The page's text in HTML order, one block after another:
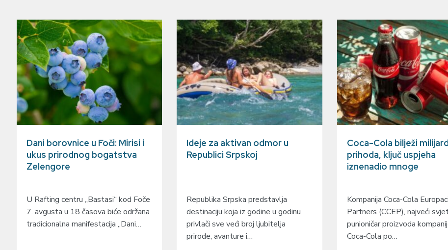
Dani borovnice u Foči: Mirisi i
ukus prirodnog bogatstva
Zelengore
U Rafting centru „Bastasi“ kod Foče
7. avgusta u 18 časova biće održana
tradicionalna manifestacija „Dani…
Ideje za aktivan odmor u
Republici Srpskoj
Republika Srpska predstavlja
destinaciju koja iz godine u godinu
privlači sve veći broj ljubitelja
prirode, avanture i…
Coca-Cola bilježi
prihoda, ključ uspjeha
iznenadio mnoge
Kompanija Coca-Cola
Partners (CCEP), najveći
punioničar proizvoda
Coca-Cola po…